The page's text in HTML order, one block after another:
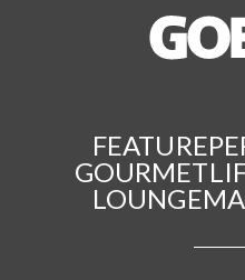
FEATURE
GOURMET
LOUNGE